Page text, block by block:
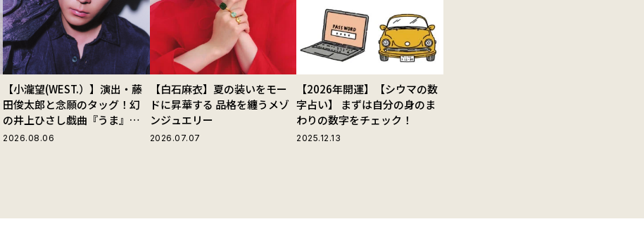
【小瀧望(WEST.）】演出・藤
田俊太郎と念願のタッグ！幻
の井上ひさし戯曲『うま』で
演じる“爽快な悪人”の魅力と
2026.08.06
【白石麻衣】夏の装いをモー
ドに昇華する 品格を纏うメゾ
ンジュエリー
2026.07.07
【2026年開運】【シウマの数
字占い】 まずは自分の身のま
わりの数字をチェック！
2025.12.13